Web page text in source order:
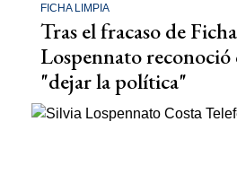
FICHA LIMPIA
Tras el fracaso de
Lospennato reconoció
"dejar la política"